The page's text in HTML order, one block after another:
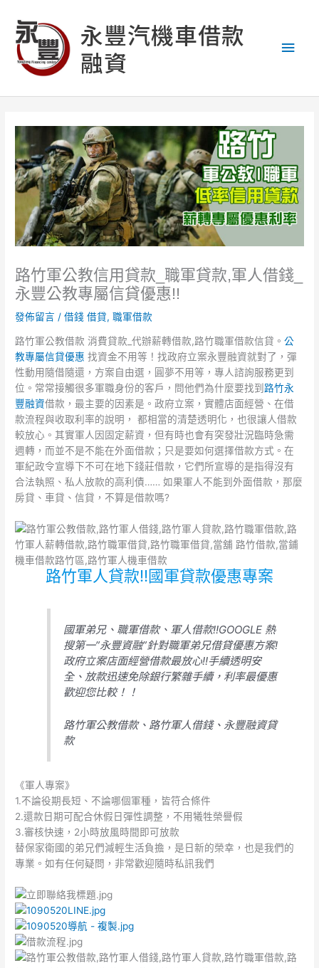
永豐汽機車借款
融資
要
路竹軍公教信用貸款_職軍貸款,軍人借錢_
永豐公教專屬信貸優惠!!
發佈留言 /借錢 借貸,職軍借款
路竹軍公教借款 消費貸款_代辦薪轉借款,路竹職軍借款信貸。公
教專屬信貸優惠找資金不用等！找政府立案永豐融資就對了，彈
性動用隨借隨還，方案自由選，圓夢不用等，專人諮詢服務更到
位。常常接觸很多軍職身份的客戶，問他們為什麼要找到 路竹永
豐融資借款，最主要的因素是。政府立案，實體店面經營、在借
款流程與收取利率的說明， 都相當的清楚透明化，也很讓人借款
較放心。其實軍人因固定薪資，但有時也會有突發壯況臨時急需
週轉，而並不是不能在外面借款；只是要如何選擇借款方式。在
軍紀政令宣導下不可在地下錢莊借款，它們所宣導的是指得沒有
合法執照、私人放款的高利債…… 如果軍人不能到外面借款，那麼
房貸、車貸、信貸，不算是借款嗎?
路竹軍人貸款!!國軍貸款優惠專案
國軍弟兄、職軍借款、軍人借款!!GOOGLE 熱
搜第一”永豐資融”針對職軍弟兄借貸優惠方案!
政府立案店面經營借款最放心!!手續透明安
全、放款迅速免除銀行繁雜手續，利率最優惠
歡迎您比較！！
路竹軍公教借款、路竹軍人借錢、永豐融資貸
款
《軍人專案》
1.不論役期長短、不論哪個軍種，皆符合條件
2.還款日期可配合休假日彈性調整，不用犧牲榮譽假
3.審核快速，2小時放風時間即可放款
替保家衛國的弟兄們減輕生活負擔，是日新的榮幸，也是我們的
專業。如有任何疑問，非常歡迎隨時私訊我們